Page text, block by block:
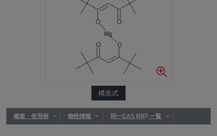
構造式
概要・使用例 物性情報 同一CAS RN®一覧